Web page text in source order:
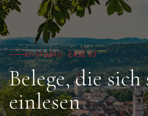
KI-STUDIO · CASE 03
Belege, die sich
einlesen